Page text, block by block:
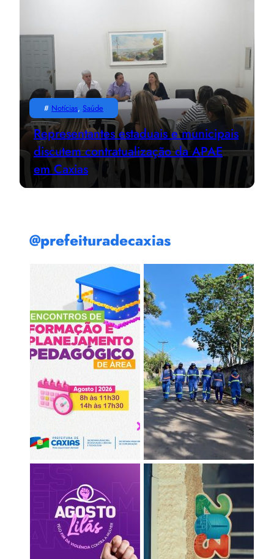
# Notícias, Saúde
Representantes estaduais e municipais
discutem contratualização da APAE
em Caxias
@prefeituradecaxias